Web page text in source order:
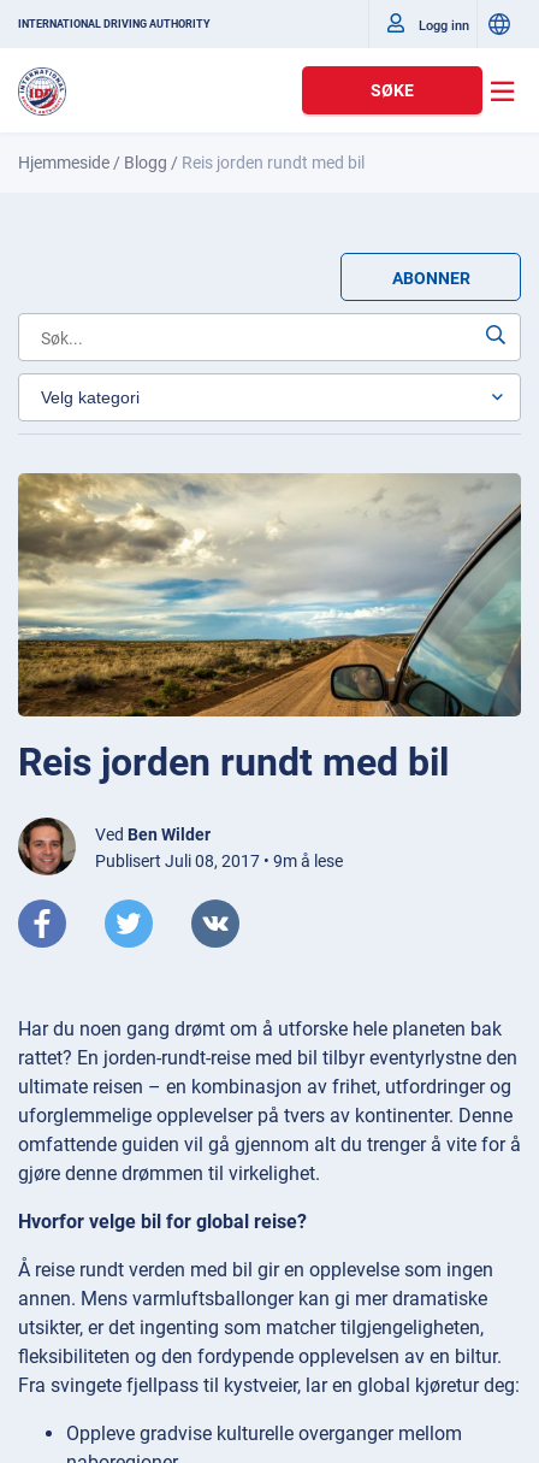
INTERNATIONAL DRIVING AUTHORITY Logg inn
SØKE
Hjemmeside / Blogg / Reis jorden rundt med bil
ABONNER
Reis jorden rundt med bil
Ved Ben Wilder
Publisert Juli 08, 2017 • 9m å lese
Har du noen gang drømt om å utforske hele planeten bak
rattet? En jorden-rundt-reise med bil tilbyr eventyrlystne den
ultimate reisen – en kombinasjon av frihet, utfordringer og
uforglemmelige opplevelser på tvers av kontinenter. Denne
omfattende guiden vil gå gjennom alt du trenger å vite for å
gjøre denne drømmen til virkelighet.
Hvorfor velge bil for global reise?
Å reise rundt verden med bil gir en opplevelse som ingen
annen. Mens varmluftsballonger kan gi mer dramatiske
utsikter, er det ingenting som matcher tilgjengeligheten,
fleksibiliteten og den fordypende opplevelsen av en biltur.
Fra svingete fjellpass til kystveier, lar en global kjøretur deg:
Oppleve gradvise kulturelle overganger mellom